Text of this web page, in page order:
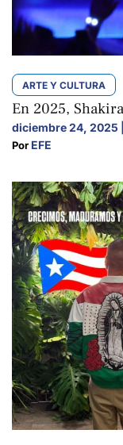
ARTE Y CULTURA
En 2025,
diciembre 24, 2025 |
Por EFE